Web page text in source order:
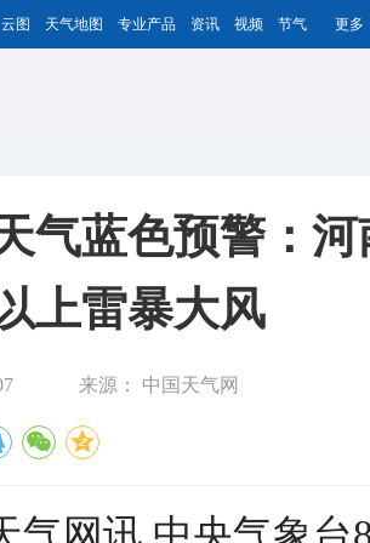
云图 天气地图 专业产品 资讯 视频 节气 更多
气蓝色预警：
上雷暴大风
来源： 中国天气网